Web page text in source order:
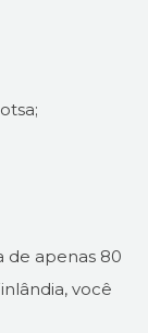
de apenas 80
você